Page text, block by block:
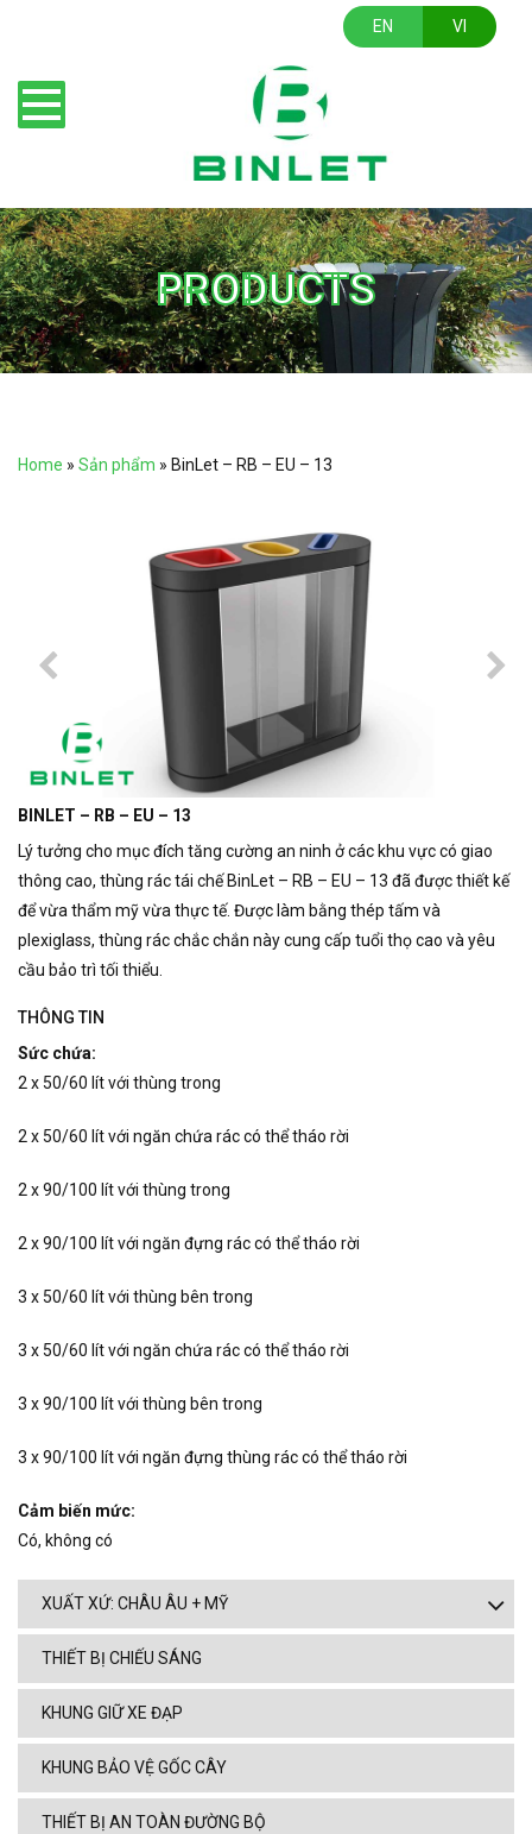
EN VI
PRODUCTS
Home » Sản phẩm » BinLet – RB – EU – 13
BINLET – RB – EU – 13
Lý tưởng cho mục đích tăng cường an ninh ở các khu vực có giao
thông cao, thùng rác tái chế BinLet – RB – EU – 13 đã được thiết kế
để vừa thẩm mỹ vừa thực tế. Được làm bằng thép tấm và
plexiglass, thùng rác chắc chắn này cung cấp tuổi thọ cao và yêu
cầu bảo trì tối thiểu.
THÔNG TIN
Sức chứa:
2 x 50/60 lít với thùng trong
2 x 50/60 lít với ngăn chứa rác có thể tháo rời
2 x 90/100 lít với thùng trong
2 x 90/100 lít với ngăn đựng rác có thể tháo rời
3 x 50/60 lít với thùng bên trong
3 x 50/60 lít với ngăn chứa rác có thể tháo rời
3 x 90/100 lít với thùng bên trong
3 x 90/100 lít với ngăn đựng thùng rác có thể tháo rời
Cảm biến mức:
Có, không có
XUẤT XỨ: CHÂU ÂU + MỸ
THIẾT BỊ CHIẾU SÁNG
KHUNG GIỮ XE ĐẠP
KHUNG BẢO VỆ GỐC CÂY
THIẾT BỊ AN TOÀN ĐƯỜNG BỘ